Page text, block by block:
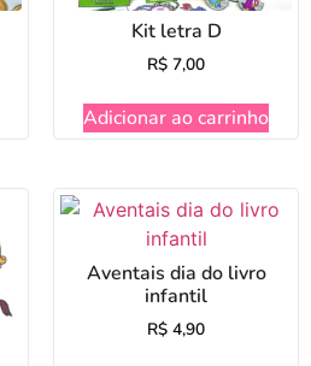
Kit letra D
R$ 7,00
Adicionar ao carrinho
Aventais dia do livro
infantil
R$ 4,90